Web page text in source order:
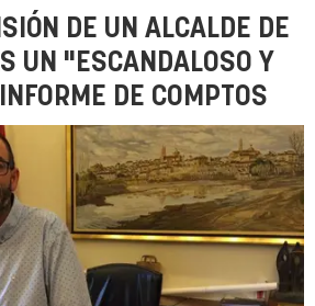
DE UN ALCALDE DE
UN "ESCANDALOSO Y
DE COMPTOS